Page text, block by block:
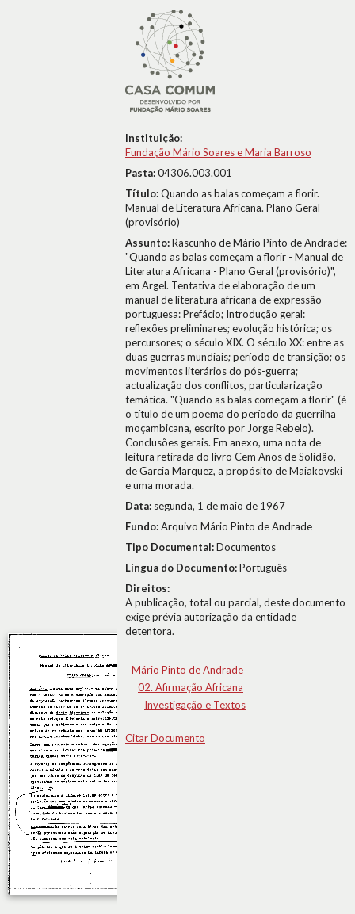
Instituição:
Fundação Mário Soares e Maria Barroso
Pasta:04306.003.001
Título:Quando as balas começam a florir.
Manual de Literatura Africana. Plano Geral
(provisório)
Assunto:Rascunho de Mário Pinto de Andrade:
"Quando as balas começam a florir - Manual de
Literatura Africana - Plano Geral (provisório)",
em Argel. Tentativa de elaboração de um
manual de literatura africana de expressão
portuguesa: Prefácio; Introdução geral:
reflexões preliminares; evolução histórica; os
percursores; o século XIX. O século XX: entre as
duas guerras mundiais; período de transição; os
movimentos literários do pós-guerra;
actualização dos conflitos, particularização
temática. "Quando as balas começam a florir" (é
o título de um poema do período da guerrilha
moçambicana, escrito por Jorge Rebelo).
Conclusões gerais. Em anexo, uma nota de
leitura retirada do livro Cem Anos de Solidão,
de Garcia Marquez, a propósito de Maiakovski
e uma morada.
Data: segunda, 1 de maio de 1967
Fundo:Arquivo Mário Pinto de Andrade
Tipo Documental:Documentos
Língua do Documento:Português
Direitos:
A publicação, total ou parcial, deste documento
exige prévia autorização da entidade
detentora.
Mário Pinto de Andrade
02. Afirmação Africana
Investigação e Textos
Citar Documento